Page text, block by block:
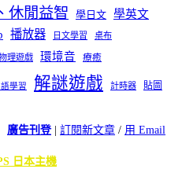
休閒益智 學日文 學英文
播放器 日文學習 桌布
理遊戲 環境音 療癒
學習 解謎遊戲 計時器
貼圖
廣告刊登| 訂閱新文章 / 用 Email
日本主機